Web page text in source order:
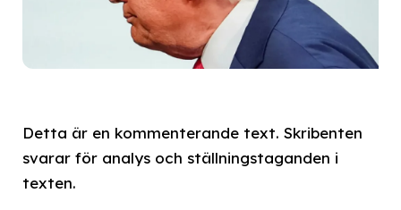
Detta är en kommenterande text. Skribenten
svarar för analys och ställningstaganden i
texten.